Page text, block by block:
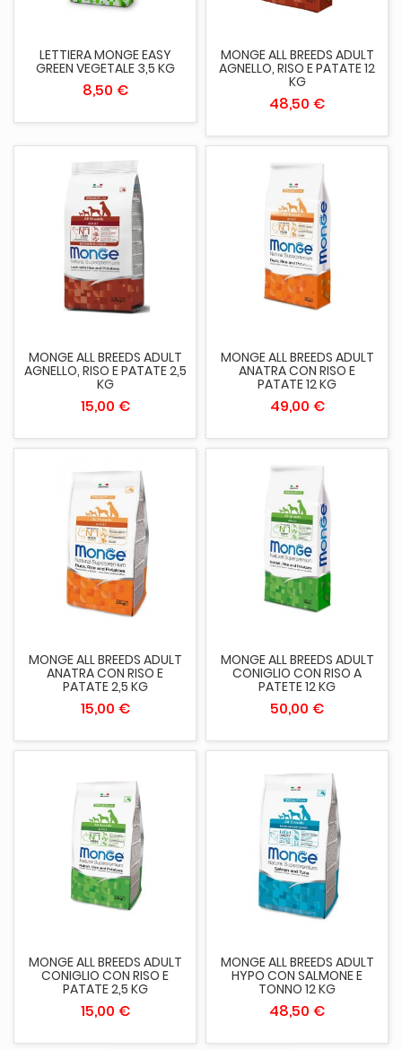
LETTIERA MONGE EASY
GREEN VEGETALE 3,5 KG
8,50 €
MONGE ALL BREEDS ADULT
AGNELLO, RISO E PATATE 12
KG
48,50 €
MONGE ALL BREEDS ADULT
AGNELLO, RISO E PATATE 2,5
KG
15,00 €
MONGE ALL BREEDS ADULT
ANATRA CON RISO E
PATATE 12 KG
49,00 €
MONGE ALL BREEDS ADULT
ANATRA CON RISO E
PATATE 2,5 KG
15,00 €
MONGE ALL BREEDS ADULT
CONIGLIO CON RISO A
PATETE 12 KG
50,00 €
MONGE ALL BREEDS ADULT
CONIGLIO CON RISO E
PATATE 2,5 KG
15,00 €
MONGE ALL BREEDS ADULT
HYPO CON SALMONE E
TONNO 12 KG
48,50 €